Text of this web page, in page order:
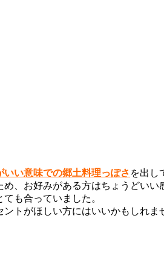
い意味での郷土料理っぽさ を出し
、お好みがある方はちょうどいい
も合っていました。
トがほしい方にはいいかもしれ